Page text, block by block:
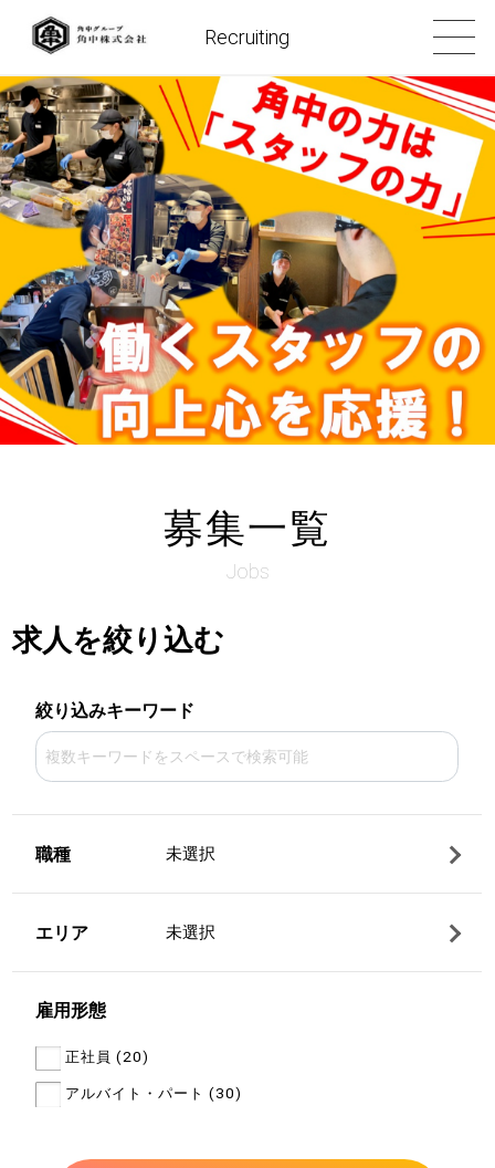
Recruiting
募集一覧
Jobs
求人を絞り込む
絞り込みキーワード
職種 未選択
エリア 未選択
雇用形態
正社員 (20)
アルバイト・パート (30)